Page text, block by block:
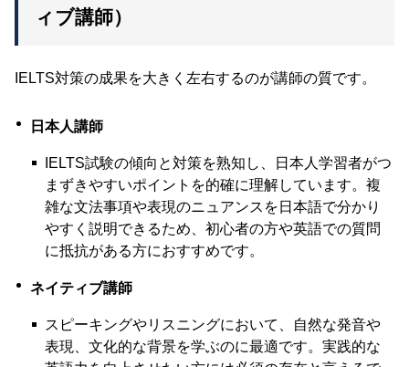
ィブ講師）
IELTS対策の成果を大きく左右するのが講師の質です。
日本人講師
IELTS試験の傾向と対策を熟知し、日本人学習者がつ
まずきやすいポイントを的確に理解しています。複
雑な文法事項や表現のニュアンスを日本語で分かり
やすく説明できるため、初心者の方や英語での質問
に抵抗がある方におすすめです。
ネイティブ講師
スピーキングやリスニングにおいて、自然な発音や
表現、文化的な背景を学ぶのに最適です。実践的な